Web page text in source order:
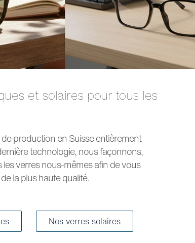
production en Suisse entièrement
technologie, nous façonnons,
verres nous-mêmes afin de vous
la plus haute qualité.
Nos verres solaires